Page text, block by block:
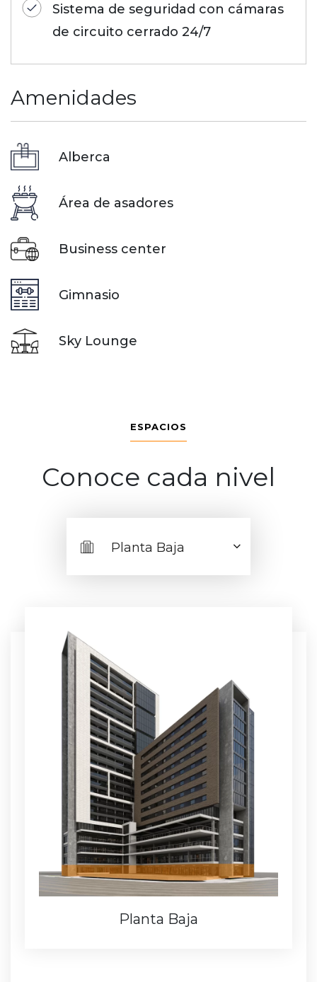
Sistema de seguridad con cámaras
de circuito cerrado 24/7
Amenidades
Alberca
Área de asadores
Business center
Gimnasio
Sky Lounge
ESPACIOS
Conoce cada nivel
Planta Baja
Planta Baja